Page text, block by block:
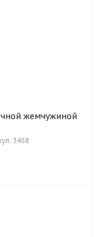
жемчужиной
3458